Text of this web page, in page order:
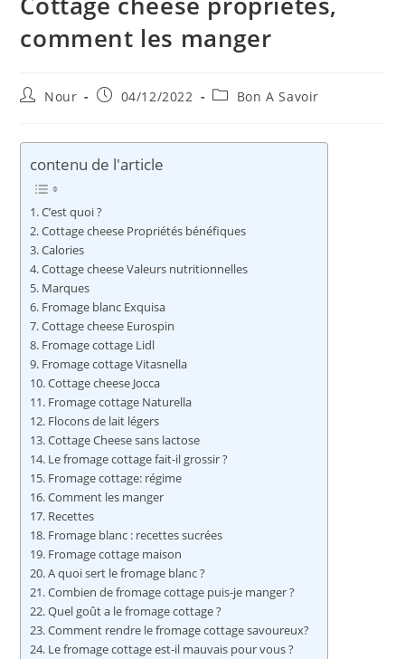
comment les manger
Auteur/autrice
publication :
Nour
Publication
04/12/2022
PostBon A Savoir
contenu de l'article
C’est quoi ?
Cottage cheese Propriétés bénéfiques
Calories
Cottage cheese Valeurs nutritionnelles
Marques
Fromage blanc Exquisa
Cottage cheese Eurospin
Fromage cottage Lidl
Fromage cottage Vitasnella
Cottage cheese Jocca
Fromage cottage Naturella
Flocons de lait légers
Cottage Cheese sans lactose
Le fromage cottage fait-il grossir ?
Fromage cottage: régime
Comment les manger
Recettes
Fromage blanc : recettes sucrées
Fromage cottage maison
A quoi sert le fromage blanc ?
Combien de fromage cottage puis-je manger ?
Quel goût a le fromage cottage ?
Comment rendre le fromage cottage savoureux?
Le fromage cottage est-il mauvais pour vous ?